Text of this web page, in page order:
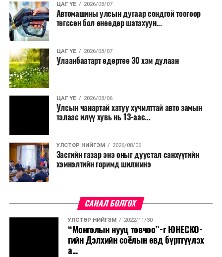
ЦАГ ҮЕ 2026/08/07
Автомашины улсын дугаар сондгой тоогоор
төгссөн бол өнөөдөр шатахуун...
ЦАГ ҮЕ 2026/08/07
Улаанбаатарт өдөртөө 30 хэм дулаан
ЦАГ ҮЕ 2026/08/06
Улсын чанартай хатуу хучилттай авто замын
талаас илүү хувь нь 13-аас...
УЛСТӨР НИЙГЭМ 2026/08/06
Засгийн газар энэ оныг дуустал санхүүгийн
хэмнэлтийн горимд шилжинэ
САНАЛ БОЛГОХ
УЛСТӨР НИЙГЭМ 2022/11/30
“Монголын нууц товчоо”-г ЮНЕСКО-
гийн Дэлхийн соёлын өвд бүртгүүлэх
а...